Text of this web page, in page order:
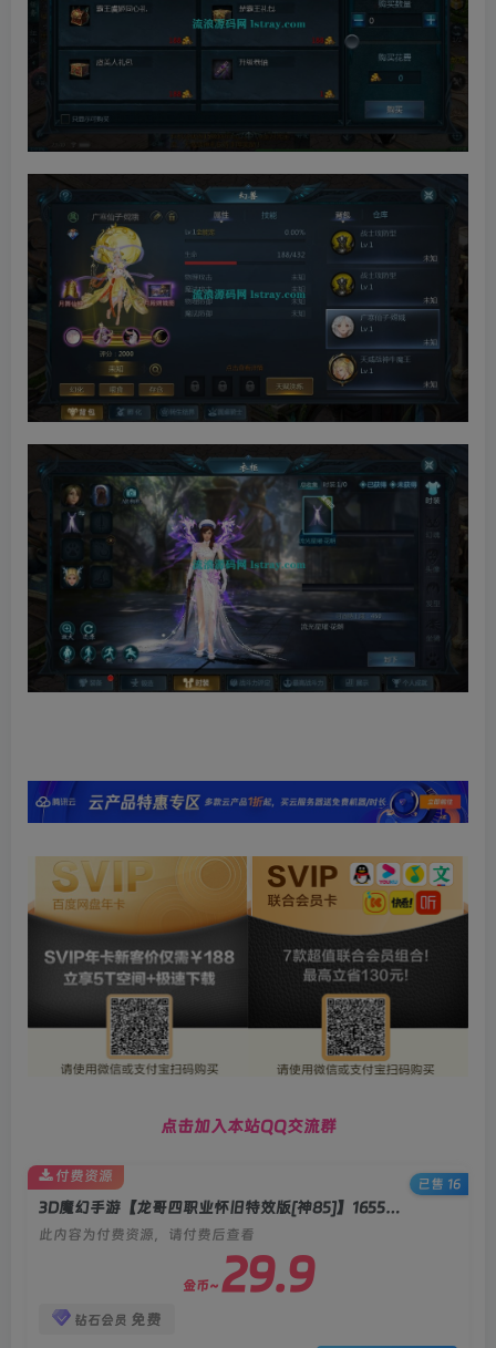
点击加入本站QQ交流群
3D魔幻手游【龙哥四职业怀旧特效版[神85]】1655互通魔域+2025整理Win系服务端+安卓+GM工具+架设教程
此内容为付费资源，请付费后查看
金币~ 29.9
钻石会员 免费
付费资源
已售 16